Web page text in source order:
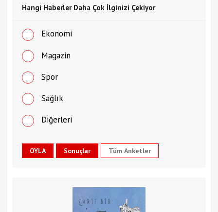
Hangi Haberler Daha Çok İlginizi Çekiyor
Ekonomi
Magazin
Spor
Sağlık
Diğerleri
Tüm Anketler